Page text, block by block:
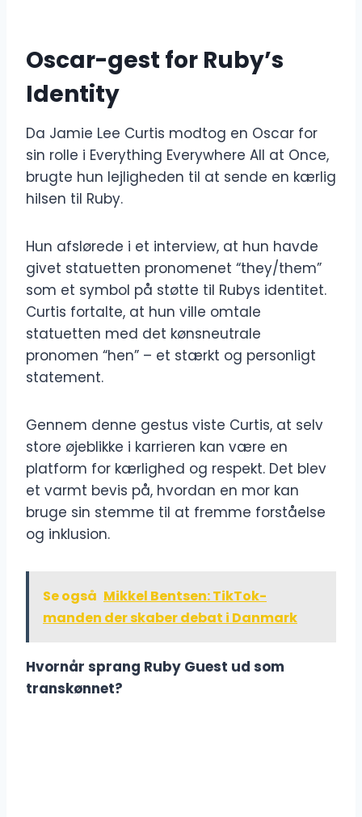
Oscar-gest for Ruby’s
Identity
Da Jamie Lee Curtis modtog en Oscar for
sin rolle i Everything Everywhere All at Once,
brugte hun lejligheden til at sende en kærlig
hilsen til Ruby.
Hun afslørede i et interview, at hun havde
givet statuetten pronomenet “they/them”
som et symbol på støtte til Rubys identitet.
Curtis fortalte, at hun ville omtale
statuetten med det kønsneutrale
pronomen “hen” – et stærkt og personligt
statement.
Gennem denne gestus viste Curtis, at selv
store øjeblikke i karrieren kan være en
platform for kærlighed og respekt. Det blev
et varmt bevis på, hvordan en mor kan
bruge sin stemme til at fremme forståelse
og inklusion.
Se også Mikkel Bentsen: TikTok-
manden der skaber debat i Danmark
Hvornår sprang Ruby Guest ud som
transkønnet?